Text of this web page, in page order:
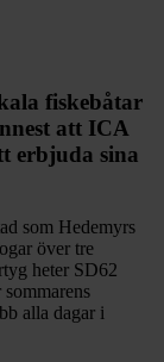
fiskebåtar
att ICA
erbjuda sina
som Hedemyrs
över tre
heter SD62
alla dagar i